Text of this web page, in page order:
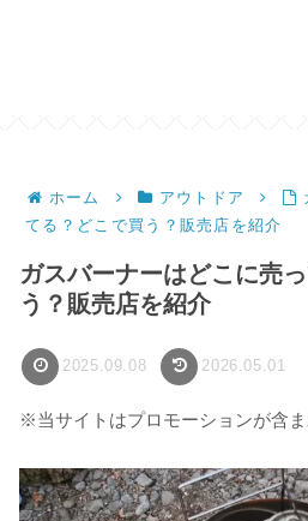
ホーム アウトドア
てる？どこで買う？販売店を紹介
ガスバーナーはどこに売
う？販売店を紹介
2025.09.08 2026.05.01
※当サイトはプロモーションが含